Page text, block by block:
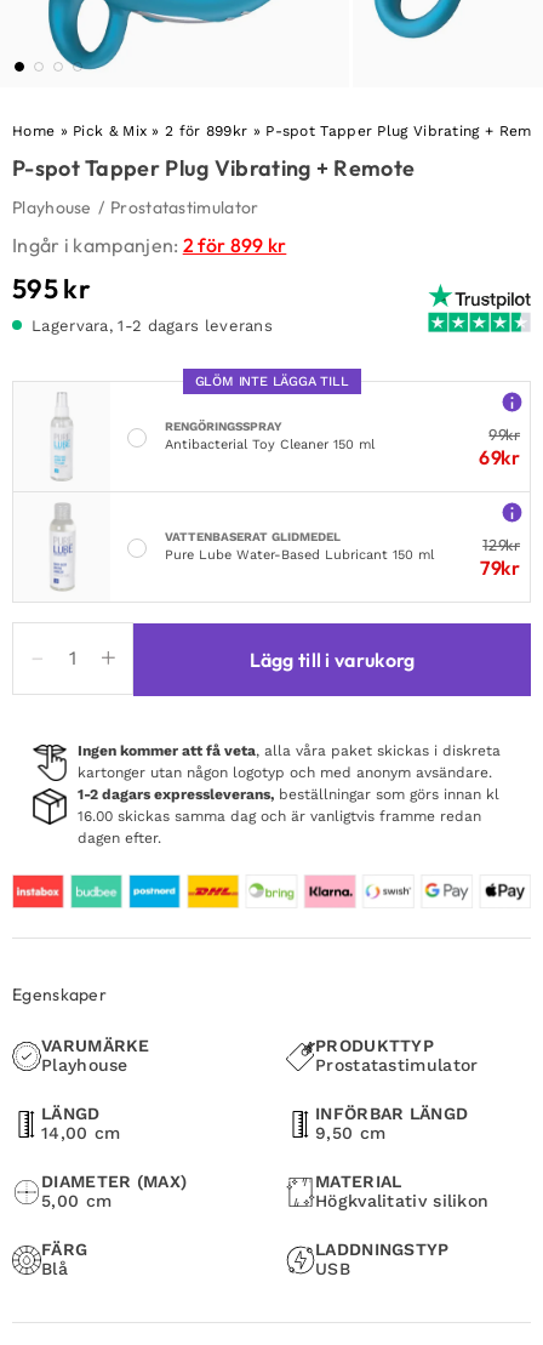
Home » Pick & Mix »2 för 899kr » P-spot Tapper Plug Vibrating +
P-spot Tapper Plug Vibrating + Remote
Playhouse / Prostatastimulator
Ingår i kampanjen: 2 för 899 kr
595kr
Lagervara, 1-2 dagars leverans
GLÖM INTE LÄGGA TILL
RENGÖRINGSSPRAY
Antibacterial Toy Cleaner 150 ml
99kr
69kr
VATTENBASERAT GLIDMEDEL
Pure Lube Water-Based Lubricant 150 ml
129kr
79kr
spot
Tapper
Vibrating
+
Remote
mängd
Lägg till i varukorg
Ingen kommer att få veta, alla våra paket skickas i diskreta
kartonger utan någon logotyp och med anonym avsändare.
1-2 dagars expressleverans, beställningar som görs innan kl
16.00 skickas samma dag och är vanligtvis framme redan
dagen efter.
Egenskaper
VARUMÄRKE
Playhouse
PRODUKTTYP
Prostatastimulator
LÄNGD
14,00 cm
INFÖRBAR LÄNGD
9,50 cm
DIAMETER (MAX)
5,00 cm
MATERIAL
Högkvalitativ silikon
FÄRG
Blå
LADDNINGSTYP
USB